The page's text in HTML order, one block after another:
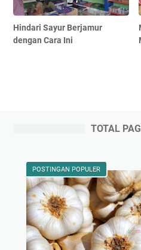
Hindari Sayur Berjamur
dengan Cara Ini
TOTAL
POSTINGAN POPULER